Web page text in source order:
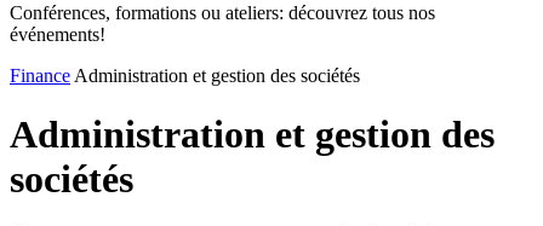
Conférences, formations ou ateliers: découvrez tous nos
événements!
Finance Administration et gestion des sociétés
Administration et gestion des
sociétés